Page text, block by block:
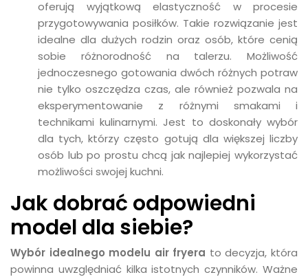
oferują wyjątkową elastyczność w procesie
przygotowywania posiłków. Takie rozwiązanie jest
idealne dla dużych rodzin oraz osób, które cenią
sobie różnorodność na talerzu. Możliwość
jednoczesnego gotowania dwóch różnych potraw
nie tylko oszczędza czas, ale również pozwala na
eksperymentowanie z różnymi smakami i
technikami kulinarnymi. Jest to doskonały wybór
dla tych, którzy często gotują dla większej liczby
osób lub po prostu chcą jak najlepiej wykorzystać
możliwości swojej kuchni.
Jak dobrać odpowiedni
model dla siebie?
Wybór idealnego modelu air fryera to decyzja, która
powinna uwzględniać kilka istotnych czynników. Ważne